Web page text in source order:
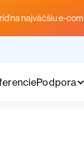
na najväčšiu e-
Podpora